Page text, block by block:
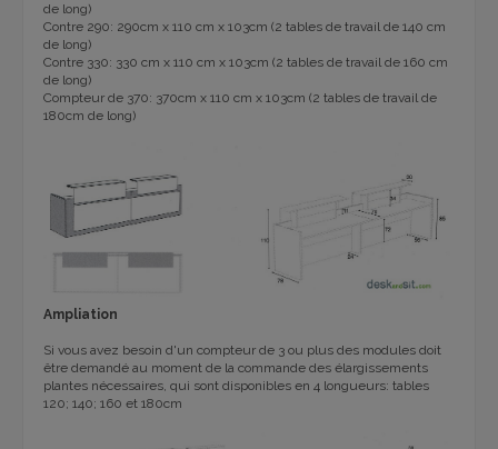
de long)
Contre 290: 290cm x 110 cm x 103cm (2 tables de travail de 140 cm
de long)
Contre 330: 330 cm x 110 cm x 103cm (2 tables de travail de 160 cm
de long)
Compteur de 370: 370cm x 110 cm x 103cm (2 tables de travail de
180cm de long)
Ampliation
Si vous avez besoin d'un compteur de 3 ou plus des modules doit
être demandé au moment de la commande des élargissements
plantes nécessaires, qui sont disponibles en 4 longueurs: tables
120; 140; 160 et 180cm